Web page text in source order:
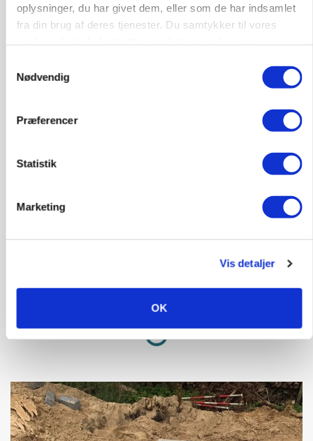
oplysninger, du har givet dem, eller som de har indsamlet
fra din brug af deres tjenester. Du samtykker til vores
Nødvendig
Præferencer
Statistik
Marketing
Vis detaljer
OK
Rådgiver om DB-Tjek: Små justeringer kan give
Ejer eller medejer? Nyt tv-format udfordrer
landbrugets ejerstruktur
Annonce
Loading...